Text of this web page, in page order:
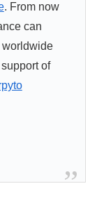
. From now
can
worldwide
of